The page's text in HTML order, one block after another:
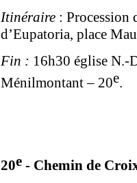
Itinéraire : Procession
d’Eupatoria, place
Fin : 16h30 église N.-
Ménilmontant – 20e.
20e - Chemin de